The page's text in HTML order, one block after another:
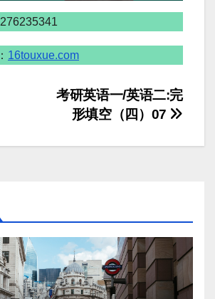
276235341
： 16touxue.com
考研英语一/英语二:完
形填空（四）07